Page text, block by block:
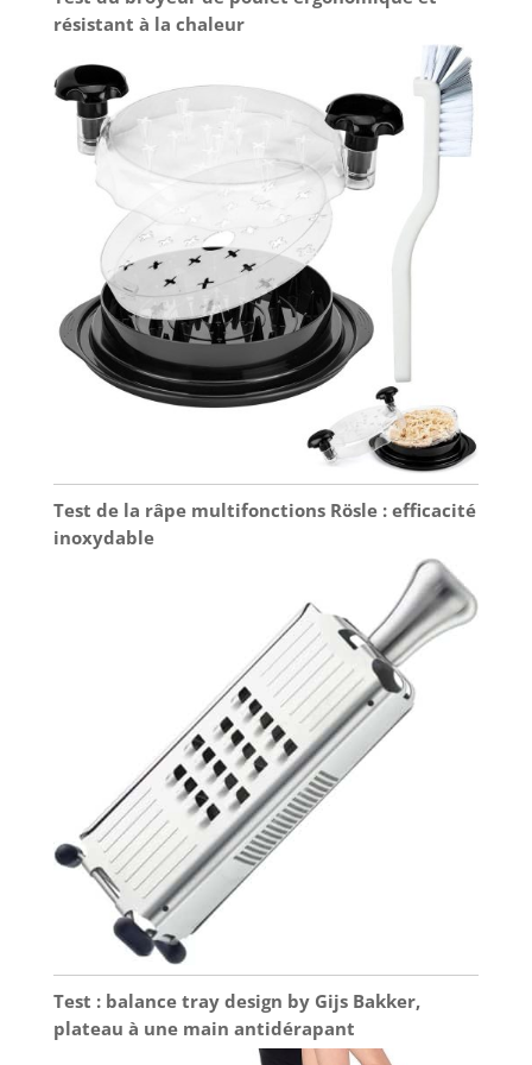
résistant à la chaleur
Test de la râpe multifonctions Rösle : efficacité
inoxydable
Test : balance tray design by Gijs Bakker,
plateau à une main antidérapant